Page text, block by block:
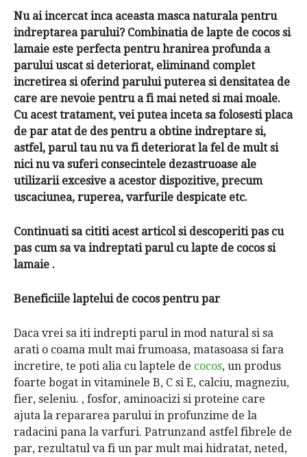
Nu ai incercat inca aceasta masca naturala pentru
indreptarea parului? Combinatia de lapte de cocos si
lamaie este perfecta pentru hranirea profunda a
parului uscat si deteriorat, eliminand complet
incretirea si oferind parului puterea si densitatea de
care are nevoie pentru a fi mai neted si mai moale.
Cu acest tratament, vei putea inceta sa folosesti placa
de par atat de des pentru a obtine indreptare si,
astfel, parul tau nu va fi deteriorat la fel de mult si
nici nu va suferi consecintele dezastruoase ale
utilizarii excesive a acestor dispozitive, precum
uscaciunea, ruperea, varfurile despicate etc.
Continuati sa cititi acest articol si descoperiti pas cu
pas cum sa va indreptati parul cu lapte de cocos si
lamaie .
Beneficiile laptelui de cocos pentru par
Daca vrei sa iti indrepti parul in mod natural si sa
arati o coama mult mai frumoasa, matasoasa si fara
incretire, te poti alia cu laptele de cocos, un produs
foarte bogat in vitaminele B, C si E, calciu, magneziu,
fier, seleniu. , fosfor, aminoacizi si proteine ​​care
ajuta la repararea parului in profunzime de la
radacini pana la varfuri. Patrunzand astfel fibrele de
par, rezultatul va fi un par mult mai hidratat, neted,